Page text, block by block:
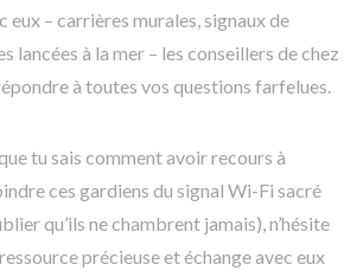
eux – carrières murales, signaux de
lancées à la mer – les conseillers de chez
à toutes vos questions farfelues.
tu sais comment avoir recours à
ces gardiens du signal Wi-Fi sacré
qu’ils ne chambrent jamais), n’hésite
précieuse et échange avec eux